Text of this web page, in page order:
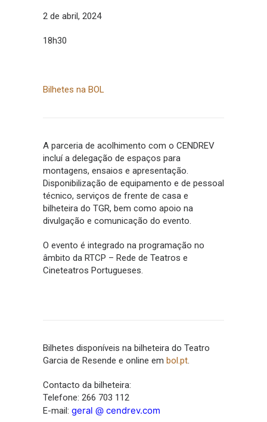
2 de abril, 2024
18h30
Bilhetes na BOL
A parceria de acolhimento com o CENDREV
incluí a delegação de espaços para
montagens, ensaios e apresentação.
Disponibilização de equipamento e de pessoal
técnico, serviços de frente de casa e
bilheteira do TGR, bem como apoio na
divulgação e comunicação do evento.
O evento é integrado na programação no
âmbito da RTCP – Rede de Teatros e
Cineteatros Portugueses.
Bilhetes disponíveis na bilheteira do Teatro
Garcia de Resende e online em bol.pt.
Contacto da bilheteira:
Telefone: 266 703 112
E-mail: geral @ cendrev.com